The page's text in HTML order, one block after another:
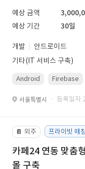
예상 금액
예상 기간
30일
개발
안드로이드
기타(IT 서비스 구축)
Android Firebase
서울특별시 · 등록일자
📔 외주 프라이빗 매칭
카페24 연동 맞춤
몰 구축